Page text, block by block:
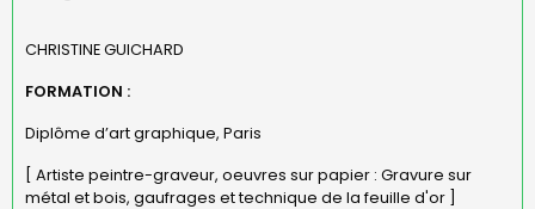
CHRISTINE GUICHARD
FORMATION :
Diplôme d’art graphique, Paris
[ Artiste peintre-graveur, oeuvres sur papier : Gravure sur
métal et bois, gaufrages et technique de la feuille d'or ]